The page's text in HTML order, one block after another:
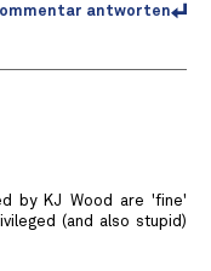
antworten
by KJ Wood are 'fine'
(and also stupid)